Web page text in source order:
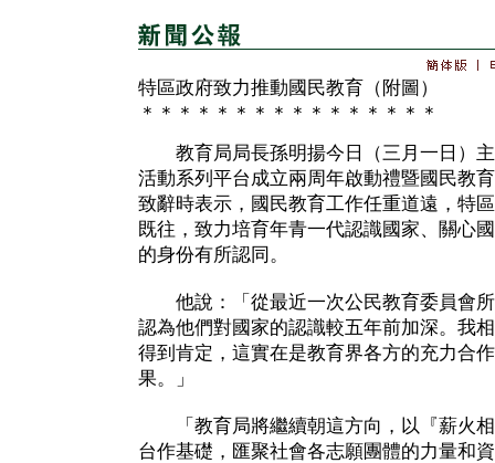
特區政府致力推動國民教育（附圖）
＊＊＊＊＊＊＊＊＊＊＊＊＊＊＊＊
教育局局長孫明揚今日（三月一日）主
活動系列平台成立兩周年啟動禮暨國民教
致辭時表示，國民教育工作任重道遠，特
既往，致力培育年青一代認識國家、關心
的身份有所認同。
他說：「從最近一次公民教育委員會所
認為他們對國家的認識較五年前加深。我
得到肯定，這實在是教育界各方的充力合
果。」
「教育局將繼續朝這方向，以『薪火相
台作基礎，匯聚社會各志願團體的力量和